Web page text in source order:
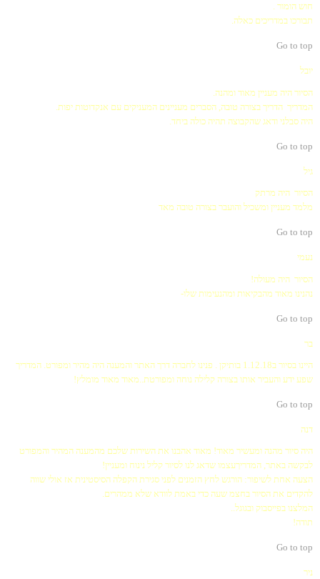
חוש הומור .
תבורכו במדריכים כאלה.
Go to top
יובל
הסיור היה מעניין מאוד ומהנה.
המדריך הדריך בצורה טובה, הסברים מעניינים המעניקים עם אנקדוטות יפות.
היה סבלני ודאג שהקבוצה תהיה כולה ביחד.
Go to top
גיל
הסיור היה מרתק
מלמד מעניין ומשכיל והועבר בצורה טובה מאד
Go to top
נעמי
הסיור היה מעולה!
נהנינו מאוד מהבקיאות ומהנעימות שלו-
Go to top
בר
היינו בסיור ב1.12.18 בותיקן . פנינו לחברה דרך האתר והמענה היה מהיר ומפורט. המדריך
שפע ידע והעביר אותו בצורה קלילה נוחה ומפורטת..מאוד מאוד מומלץ!
Go to top
דנה
היה סיור מהנה ומעשיר מאוד! מאוד אהבנו את השירות שלכם מהמענה המהיר והמפורט
לבקשה באתר, המדריךעצמו שדאג לנו לסיור קליל נינוח ומעניין!
הצעה אחת לשיפור: הורגש לחץ הזמנים לפני סגירת הקפלה הסיסטינית אז אולי שווה
להקדים את הסיור בחצמ שעה כדי באמת לוודא שלא ממהרים.
המלצנו בפייסבוק ובגוגל..
תודה!
Go to top
ניר